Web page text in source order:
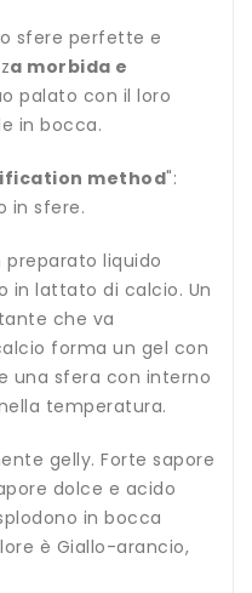
sfere perfette e
a morbida e
palato con il loro
in bocca.
method":
in sfere.
liquido
in lattato di calcio. Un
che va
forma un gel con
una sfera con interno
temperatura.
gelly. Forte sapore
dolce e acido
in bocca
è Giallo-arancio,